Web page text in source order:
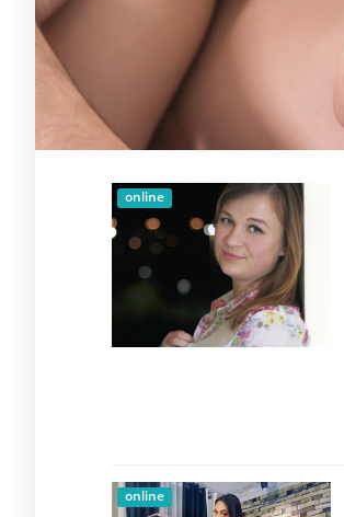
online
online